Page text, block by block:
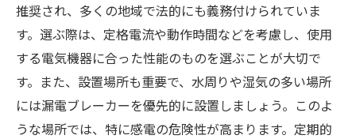
推奨され、多くの地域で法的にも義務付けられていま
す。選ぶ際は、定格電流や動作時間などを考慮し、使用
する電気機器に合った性能のものを選ぶことが大切で
す。また、設置場所も重要で、水周りや湿気の多い場所
には漏電ブレーカーを優先的に設置しましょう。このよ
うな場所では、特に感電の危険性が高まります。定期的